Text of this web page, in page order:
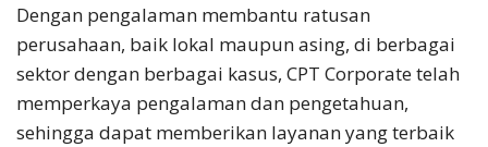
Dengan pengalaman membantu ratusan
perusahaan, baik lokal maupun asing, di berbagai
sektor dengan berbagai kasus, CPT Corporate telah
memperkaya pengalaman dan pengetahuan,
sehingga dapat memberikan layanan yang terbaik